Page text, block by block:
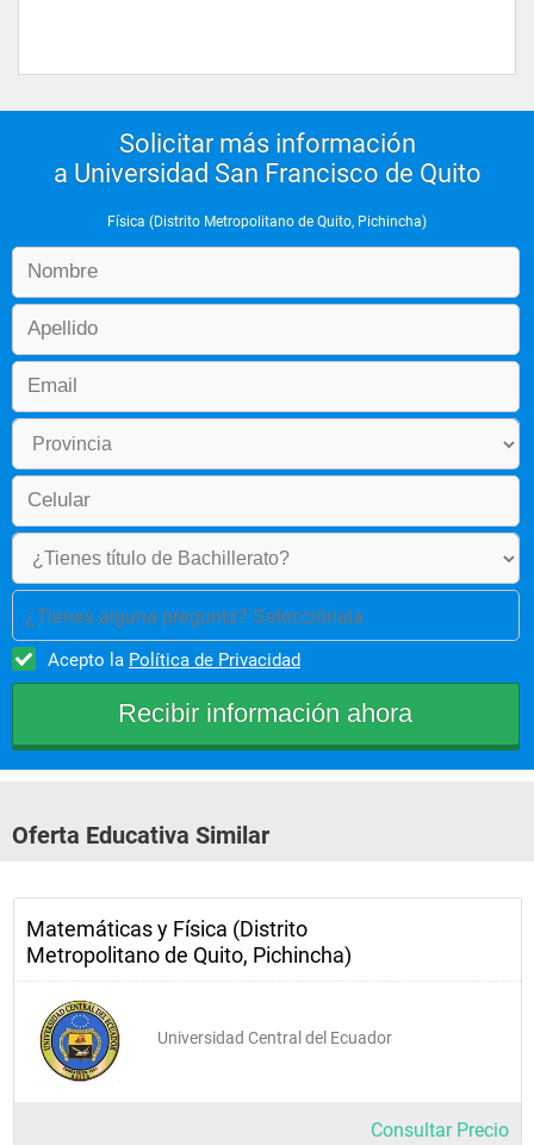
Solicitar más información
a Universidad San Francisco de Quito
Física (Distrito Metropolitano de Quito, Pichincha)
¿Tienes alguna pregunta? Selecciónala
Acepto la Política de Privacidad
Oferta Educativa Similar
Matemáticas y Física (Distrito
Metropolitano de Quito, Pichincha)
Universidad Central del Ecuador
Consultar Precio